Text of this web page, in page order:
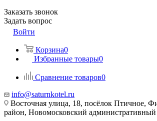
Заказать звонок
Задать вопрос
Войти
Корзина0
Избранные товары0
Сравнение товаров0
info@saturnkotel.ru
Восточная улица, 18, посёлок Птичное,
район, Новомосковский административный